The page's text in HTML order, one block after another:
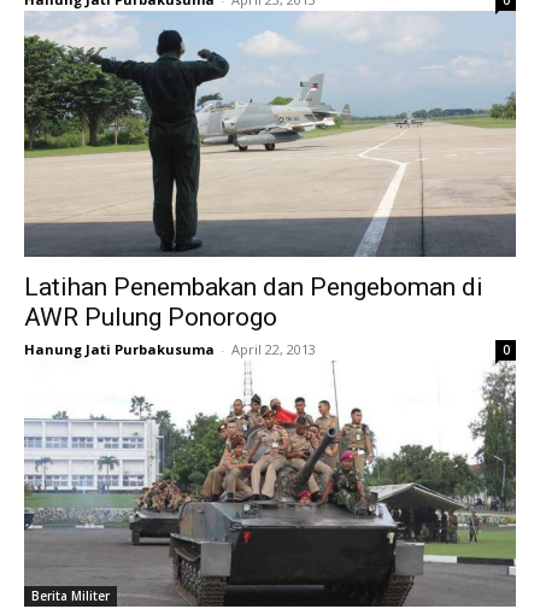
Latihan Penembakan dan Pengeboman di
AWR Pulung Ponorogo
Hanung Jati Purbakusuma - April 22, 2013 0
Berita Militer